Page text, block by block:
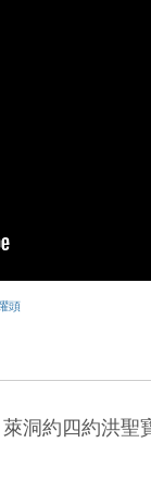
頭
洞約四約洪聖